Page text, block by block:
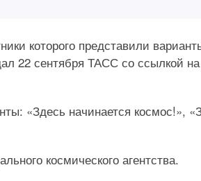
которого представили
22 сентября ТАСС со ссылкой
«Здесь начинается космос!»,
космического агентства.